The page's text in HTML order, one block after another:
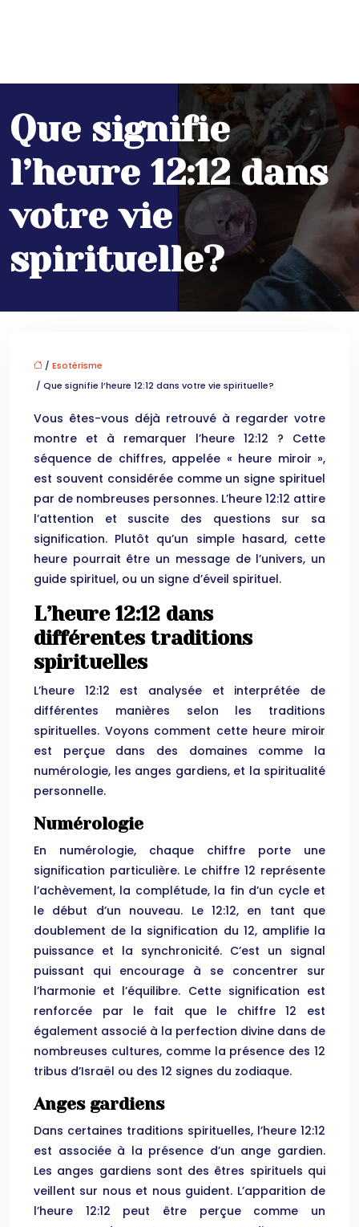
Que signifie
l’heure 12:12 dans
votre vie
spirituelle?
/ Esotérisme
/ Que signifie l’heure 12:12 dans votre vie spirituelle?
Vous êtes-vous déjà retrouvé à regarder votre
montre et à remarquer l’heure 12:12 ? Cette
séquence de chiffres, appelée « heure miroir »,
est souvent considérée comme un signe spirituel
par de nombreuses personnes. L’heure 12:12 attire
l’attention et suscite des questions sur sa
signification. Plutôt qu’un simple hasard, cette
heure pourrait être un message de l’univers, un
guide spirituel, ou un signe d’éveil spirituel.
L’heure 12:12 dans
différentes traditions
spirituelles
L’heure 12:12 est analysée et interprétée de
différentes manières selon les traditions
spirituelles. Voyons comment cette heure miroir
est perçue dans des domaines comme la
numérologie, les anges gardiens, et la spiritualité
personnelle.
Numérologie
En numérologie, chaque chiffre porte une
signification particulière. Le chiffre 12 représente
l’achèvement, la complétude, la fin d’un cycle et
le début d’un nouveau. Le 12:12, en tant que
doublement de la signification du 12, amplifie la
puissance et la synchronicité. C’est un signal
puissant qui encourage à se concentrer sur
l’harmonie et l’équilibre. Cette signification est
renforcée par le fait que le chiffre 12 est
également associé à la perfection divine dans de
nombreuses cultures, comme la présence des 12
tribus d’Israël ou des 12 signes du zodiaque.
Anges gardiens
Dans certaines traditions spirituelles, l’heure 12:12
est associée à la présence d’un ange gardien.
Les anges gardiens sont des êtres spirituels qui
veillent sur nous et nous guident. L’apparition de
l’heure 12:12 peut être perçue comme un